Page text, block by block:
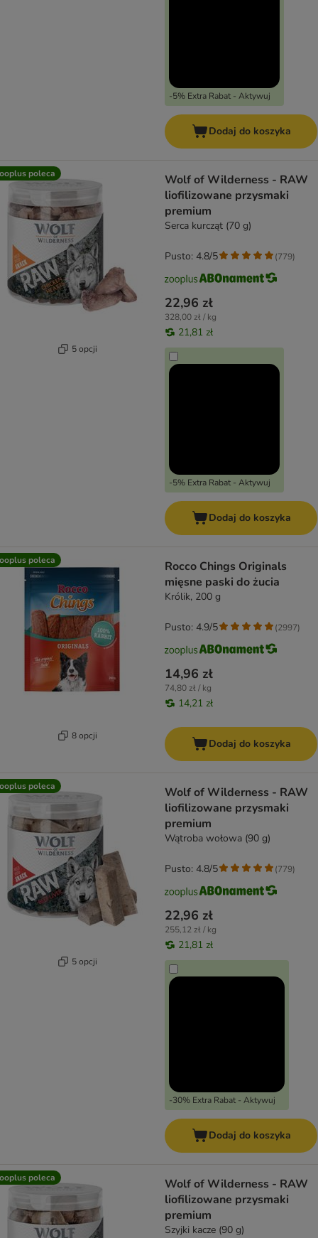
-5% Extra Rabat - Aktywuj
Dodaj do koszyka
poleca
5 opcji
Wolf of Wilderness - RAW
liofilizowane przysmaki
premium
Serca kurcząt (70 g)
22,96 zł
328,00 zł / kg
21,81 zł
-5% Extra Rabat - Aktywuj
Pusto: 4.8/5 (779)
Dodaj do koszyka
poleca
8 opcji
Rocco Chings Originals
mięsne paski do żucia
Królik, 200 g
14,96 zł
74,80 zł / kg
14,21 zł
Pusto: 4.9/5 (2997)
Dodaj do koszyka
poleca
5 opcji
Wolf of Wilderness - RAW
liofilizowane przysmaki
premium
Wątroba wołowa (90 g)
22,96 zł
255,12 zł / kg
21,81 zł
-30% Extra Rabat - Aktywuj
Pusto: 4.8/5 (779)
Dodaj do koszyka
poleca
Wolf of Wilderness - RAW
liofilizowane przysmaki
premium
Szyjki kacze (90 g)